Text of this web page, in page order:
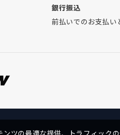
銀行振込
前払いでのお支払い